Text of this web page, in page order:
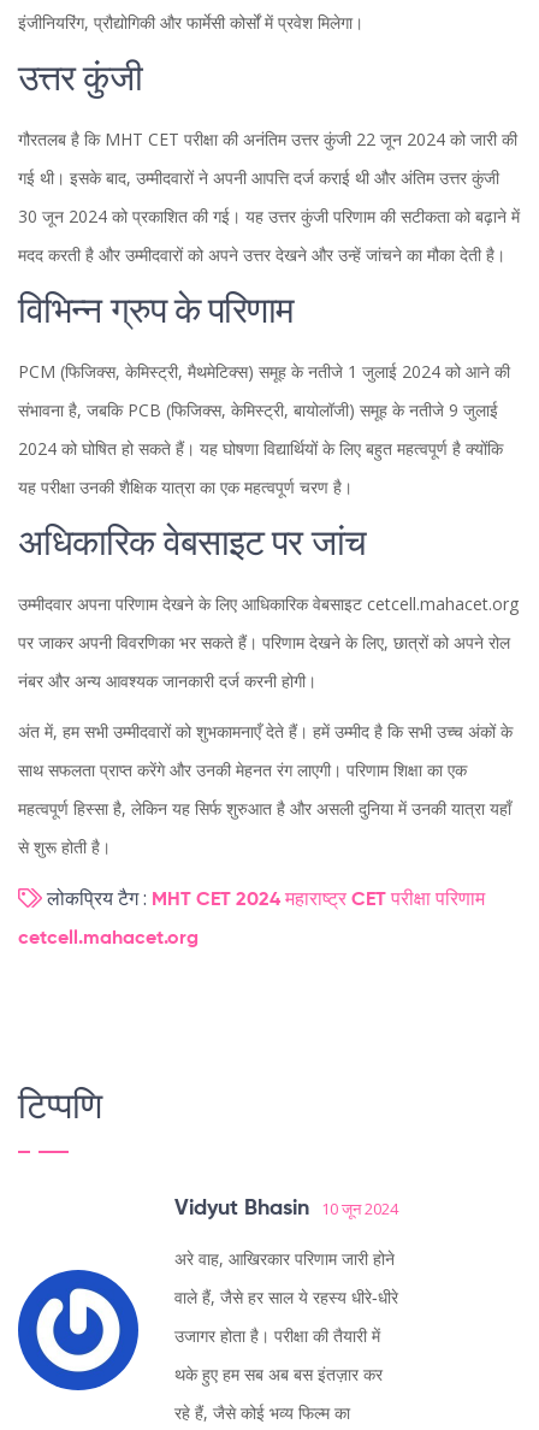
इंजीनियरिंग, प्रौद्योगिकी और फार्मेसी कोर्सों में प्रवेश मिलेगा।
उत्तर कुंजी
गौरतलब है कि MHT CET परीक्षा की अनंतिम उत्तर कुंजी 22 जून 2024 को जारी की
गई थी। इसके बाद, उम्मीदवारों ने अपनी आपत्ति दर्ज कराई थी और अंतिम उत्तर कुंजी
30 जून 2024 को प्रकाशित की गई। यह उत्तर कुंजी परिणाम की सटीकता को बढ़ाने में
मदद करती है और उम्मीदवारों को अपने उत्तर देखने और उन्हें जांचने का मौका देती है।
विभिन्न ग्रुप के परिणाम
PCM (फिजिक्स, केमिस्ट्री, मैथमेटिक्स) समूह के नतीजे 1 जुलाई 2024 को आने की
संभावना है, जबकि PCB (फिजिक्स, केमिस्ट्री, बायोलॉजी) समूह के नतीजे 9 जुलाई
2024 को घोषित हो सकते हैं। यह घोषणा विद्यार्थियों के लिए बहुत महत्वपूर्ण है क्योंकि
यह परीक्षा उनकी शैक्षिक यात्रा का एक महत्वपूर्ण चरण है।
अधिकारिक वेबसाइट पर जांच
उम्मीदवार अपना परिणाम देखने के लिए आधिकारिक वेबसाइट cetcell.mahacet.org
पर जाकर अपनी विवरणिका भर सकते हैं। परिणाम देखने के लिए, छात्रों को अपने रोल
नंबर और अन्य आवश्यक जानकारी दर्ज करनी होगी।
अंत में, हम सभी उम्मीदवारों को शुभकामनाएँ देते हैं। हमें उम्मीद है कि सभी उच्च अंकों के
साथ सफलता प्राप्त करेंगे और उनकी मेहनत रंग लाएगी। परिणाम शिक्षा का एक
महत्वपूर्ण हिस्सा है, लेकिन यह सिर्फ शुरुआत है और असली दुनिया में उनकी यात्रा यहाँ
से शुरू होती है।
लोकप्रिय टैग : MHT CET 2024 महाराष्ट्र CET परीक्षा परिणाम
cetcell.mahacet.org
टिप्पणि
Vidyut Bhasin 10 जून 2024
अरे वाह, आखिरकार परिणाम जारी होने
वाले हैं, जैसे हर साल ये रहस्य धीरे‑धीरे
उजागर होता है। परीक्षा की तैयारी में
थके हुए हम सब अब बस इंतज़ार कर
रहे हैं, जैसे कोई भव्य फिल्म का